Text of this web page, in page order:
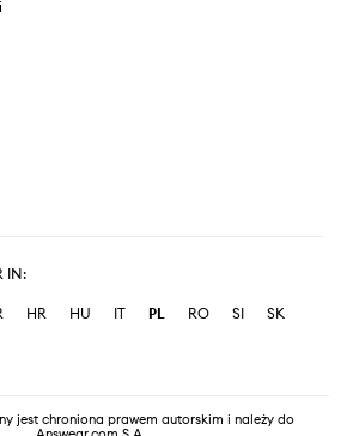
IN:
HR HU IT PL RO SI
SK
jest chroniona prawem autorskim i należy do